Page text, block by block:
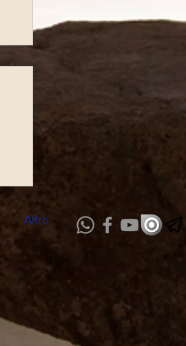
Altro